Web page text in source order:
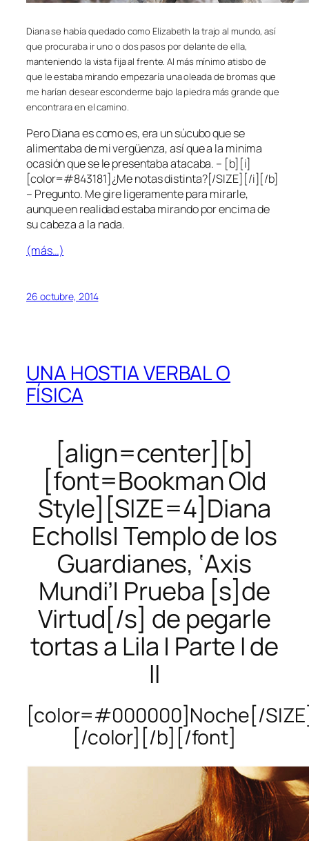
Diana se había quedado como Elizabeth la trajo al mundo, así
que procuraba ir uno o dos pasos por delante de ella,
manteniendo la vista fija al frente. Al más mínimo atisbo de
que le estaba mirando empezaría una oleada de bromas que
me harían desear esconderme bajo la piedra más grande que
encontrara en el camino.
Pero Diana es como es, era un súcubo que se
alimentaba de mi vergüenza, así que a la minima
ocasión que se le presentaba atacaba. – [b][i]
[color=#843181]¿Me notas distinta?[/SIZE][/i][/b]
– Pregunto. Me gire ligeramente para mirarle,
aunque en realidad estaba mirando por encima de
su cabeza a la nada.
(más…)
26 octubre, 2014
UNA HOSTIA VERBAL O
FÍSICA
[align=center][b]
[font=Bookman Old
Style][SIZE=4]Diana
Echolls| Templo de los
Guardianes, ‘Axis
Mundi’| Prueba [s]de
Virtud[/s] de pegarle
tortas a Lila | Parte I de
II
[color=#000000]Noche[/
[/color][/b][/font]